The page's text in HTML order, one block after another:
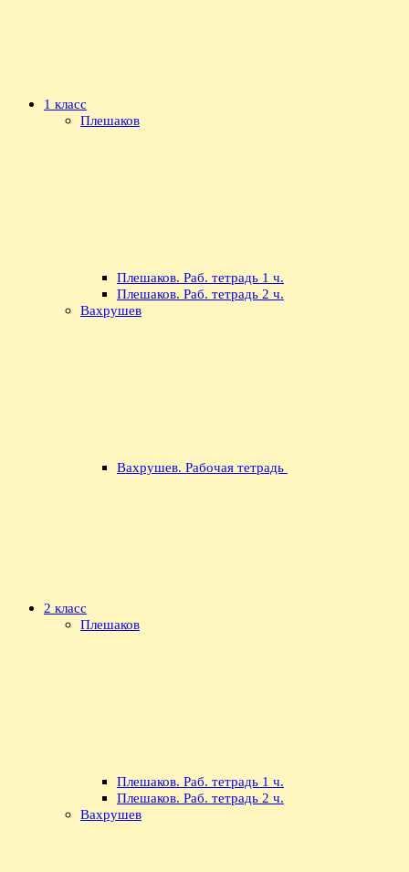
1 класс
Плешаков
Плешаков. Раб. тетрадь 1 ч.
Плешаков. Раб. тетрадь 2 ч.
Вахрушев
Вахрушев. Рабочая тетрадь
2 класс
Плешаков
Плешаков. Раб. тетрадь 1 ч.
Плешаков. Раб. тетрадь 2 ч.
Вахрушев